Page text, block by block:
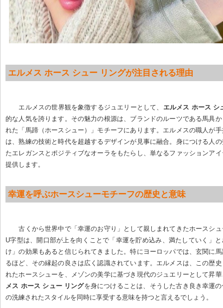
エルメス ホース シュー リングが注目される理由
エルメスの世界観を象徴するジュエリーとして、 エルメス ホース シ
的な人気を誇ります。その魅力の根源は、ブランドのルーツである馬具
れた「馬蹄（ホースシュー）」モチーフにあります。エルメスの職人が
は、熟練の技術と時代を超越するデザインが見事に融合。身につける人
たエレガンスとポジティブなオーラをもたらし、単なるファッションア
提供します。
幸運を呼ぶホースシューモチーフの歴史と意味
古くから世界中で「幸運のお守り」として親しまれてきたホースシ
U字型は、開口部が上を向くことで「幸運を貯め込み、満たしていく」
け」の効果もあると信じられてきました。特にヨーロッパでは、玄関に
るほど、その縁起の良さは広く認識されています。エルメスは、この歴
れたホースシューを、メゾンの美学に基づき現代のジュエリーとして昇
メス ホース シュー リングを身につけることは、そうした古き良き幸運
の洗練されたスタイルを同時に享受する意味を持つと言えるでしょう。